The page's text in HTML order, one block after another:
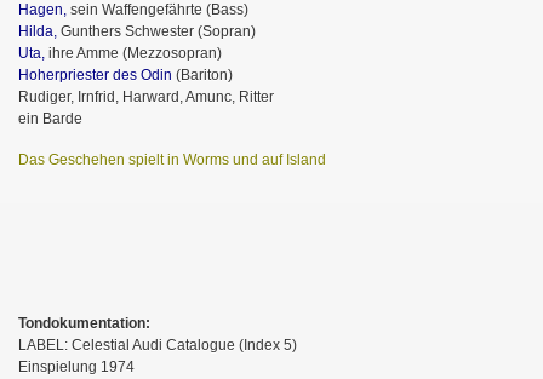
Hagen, sein Waffengefährte (Bass)
Hilda, Gunthers Schwester (Sopran)
Uta, ihre Amme (Mezzosopran)
Hoherpriester des Odin (Bariton)
Rudiger, Irnfrid, Harward, Amunc, Ritter
ein Barde
Das Geschehen spielt in Worms und auf Island
Tondokumentation:
LABEL: Celestial Audi Catalogue (Index 5)
Einspielung 1974